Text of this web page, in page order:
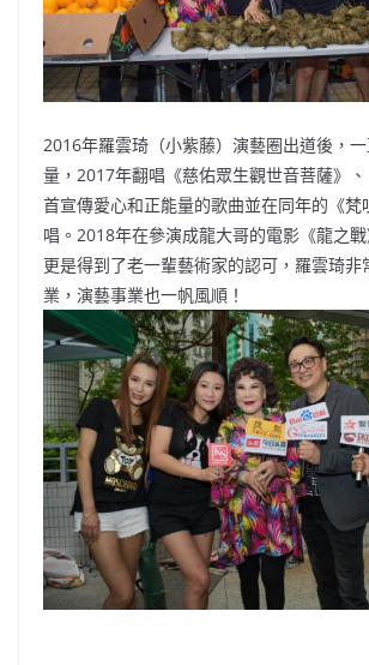
2016年羅雲琦（小紫藤）演藝圈出道後，
量，2017年翻唱《慈佑眾生觀世音菩薩》
首宣傳愛心和正能量的歌曲並在同年的《梵
唱。2018年在參演成龍大哥的電影《龍之
更是得到了老一輩藝術家的認可，羅雲琦非
業，演藝事業也一帆風順！